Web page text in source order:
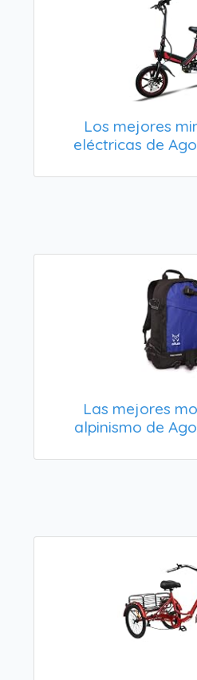
Los mejores
eléctricas de
Las mejores
alpinismo de